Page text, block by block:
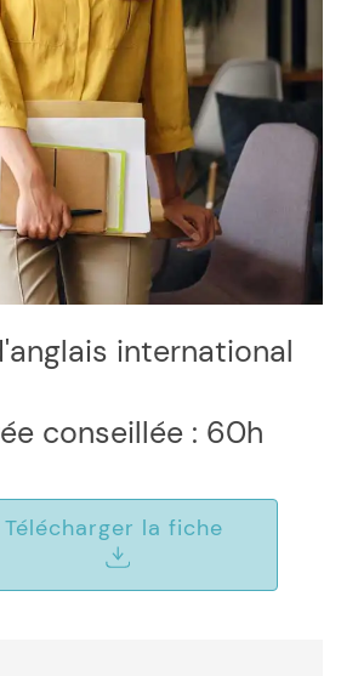
international
conseillée : 60h
Télécharger la fiche